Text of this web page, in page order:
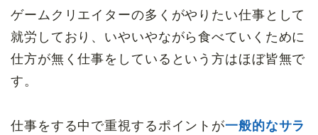
ゲームクリエイターの多くがやりたい仕事として
就労しており、いやいやながら食べていくために
仕方が無く仕事をしているという方はほぼ皆無で
す。
仕事をする中で重視するポイントが一般的なサラ